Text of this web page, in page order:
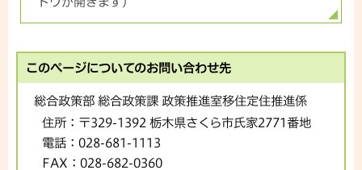
このページについてのお問い合わせ先
総合政策部 総合政策課 政策推進室移住定住推進係
住所： 〒329-1392 栃木県さくら市氏家2771番地
電話： 028-681-1113
FAX： 028-682-0360